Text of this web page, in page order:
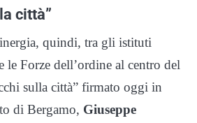
città”
quindi, tra gli istituti
Forze dell’ordine al centro del
sulla città” firmato oggi in
di Bergamo, Giuseppe